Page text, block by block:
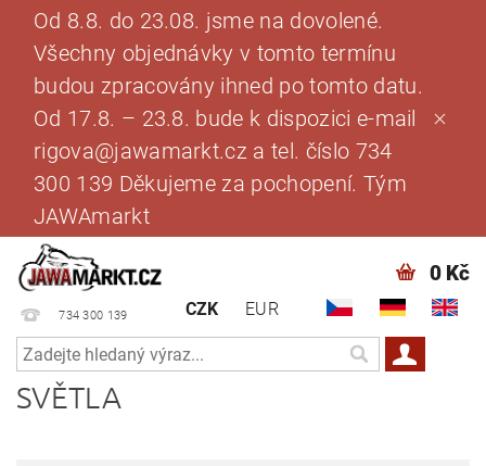
Od 8.8. do 23.08. jsme na dovolené.
Všechny objednávky v tomto termínu
budou zpracovány ihned po tomto datu.
Od 17.8. – 23.8. bude k dispozici e-mail
rigova@jawamarkt.cz a tel. číslo 734
300 139 Děkujeme za pochopení. Tým
JAWAmarkt
734 300 139 CZK EUR
0 Kč
SVĚTLA